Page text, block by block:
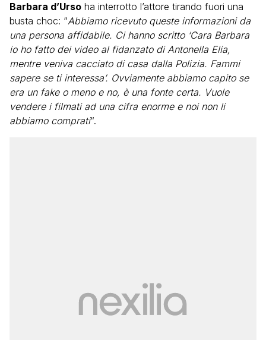
Barbara d’Urso ha interrotto l’attore tirando fuori una
busta choc: “Abbiamo ricevuto queste informazioni da
una persona affidabile. Ci hanno scritto ‘Cara Barbara
io ho fatto dei video al fidanzato di Antonella Elia,
mentre veniva cacciato di casa dalla Polizia. Fammi
sapere se ti interessa’. Ovviamente abbiamo capito se
era un fake o meno e no, è una fonte certa. Vuole
vendere i filmati ad una cifra enorme e noi non li
abbiamo comprati“.